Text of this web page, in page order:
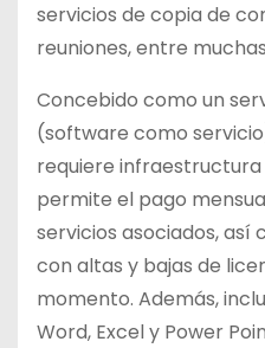
servicios de copia de
reuniones, entre
Concebido como un
(software como
requiere
permite el pago
servicios asociados, así
con altas y bajas de
momento. Además,
Word, Excel y Power